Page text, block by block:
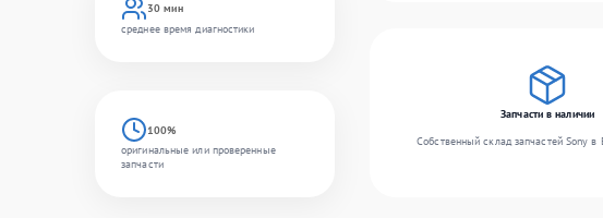
30 мин
среднее время диагностики
100%
оригинальные или проверенные
запчасти
Запчасти в наличии
Собственный склад запчастей Sony в